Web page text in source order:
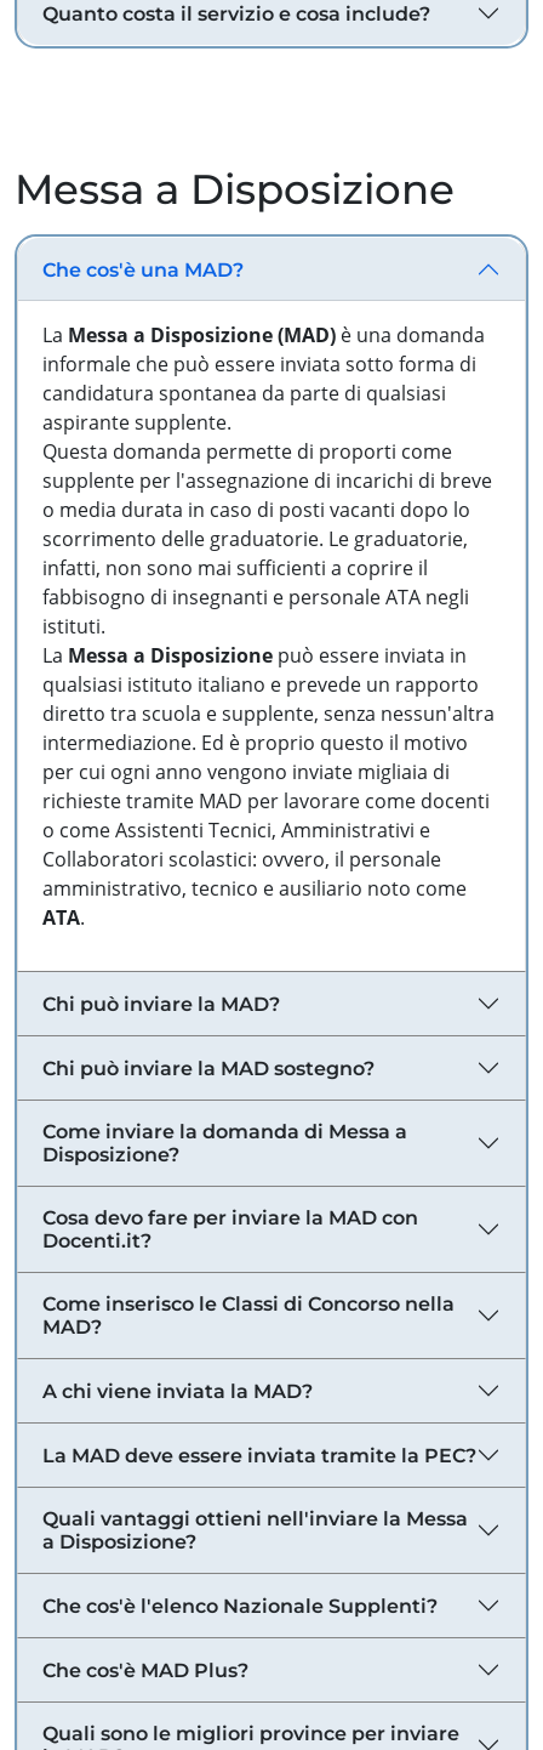
Quanto costa il servizio e cosa include?
Messa a Disposizione
Che cos'è una MAD?
La Messa a Disposizione (MAD) è una domanda
informale che può essere inviata sotto forma di
candidatura spontanea da parte di qualsiasi
aspirante supplente.
Questa domanda permette di proporti come
supplente per l'assegnazione di incarichi di breve
o media durata in caso di posti vacanti dopo lo
scorrimento delle graduatorie. Le graduatorie,
infatti, non sono mai sufficienti a coprire il
fabbisogno di insegnanti e personale ATA negli
istituti.
La Messa a Disposizione può essere inviata in
qualsiasi istituto italiano e prevede un rapporto
diretto tra scuola e supplente, senza nessun'altra
intermediazione. Ed è proprio questo il motivo
per cui ogni anno vengono inviate migliaia di
richieste tramite MAD per lavorare come docenti
o come Assistenti Tecnici, Amministrativi e
Collaboratori scolastici: ovvero, il personale
amministrativo, tecnico e ausiliario noto come
ATA.
Chi può inviare la MAD?
Chi può inviare la MAD sostegno?
Come inviare la domanda di Messa a
Disposizione?
Cosa devo fare per inviare la MAD con
Docenti.it?
Come inserisco le Classi di Concorso nella
MAD?
A chi viene inviata la MAD?
La MAD deve essere inviata tramite la PEC?
Quali vantaggi ottieni nell'inviare la Messa
a Disposizione?
Che cos'è l'elenco Nazionale Supplenti?
Che cos'è MAD Plus?
Quali sono le migliori province per inviare